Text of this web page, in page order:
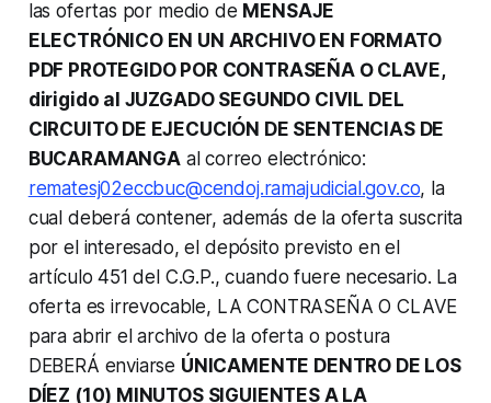
las ofertas por medio de MENSAJE
ELECTRÓNICO EN UN ARCHIVO EN FORMATO
PDF PROTEGIDO POR CONTRASEÑA О CLAVE,
dirigido al JUZGADO SEGUNDO CIVIL DEL
CIRCUITO DE EJECUCIÓN DE SENTENCIAS DE
BUCARAMANGAal correo electrónico:
rematesj02eccbuc@cendoj.ramajudicial.gov.co, la
cual deberá contener, además de la oferta suscrita
por el interesado, el depósito previsto en el
artículo 451 del C.G.P., cuando fuere necesario. La
oferta es irrevocable, LA CONTRASEÑA O CLAVE
para abrir el archivo de la oferta o postura
DEBERÁ enviarse ÚNICAMENTE DENTRO DE LOS
DÍEZ (10) MINUTOS SIGUIENTES A LA